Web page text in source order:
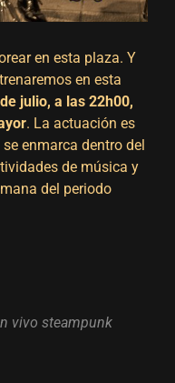
en esta plaza. Y
en esta
julio, a las 22h00,
. La actuación es
enmarca dentro del
de música y
del periodo
vivo steampunk